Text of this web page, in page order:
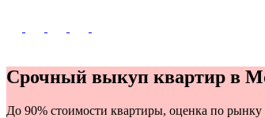
Срочный выкуп квартир в
До 90% стоимости квартиры, оценка по рынку